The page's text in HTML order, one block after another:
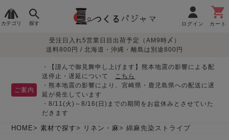
カテゴリ 探す ログイン カート
レディースパジャマ
生地で
さがす
目的別で
さがす
敏感肌用
パジャマ
入院・介護
胸が目立たない
デザインで
さがす
夏パジャマ特集 つくるパジャマとは
受注日入れ5営業日目出荷予定（AM9時〆）
送料800円 / 北海道・沖縄・離島は別途800円
ご案内
・【謹んで御見舞申し上げます】熊本地震の影響による配
送停止・遅延について こちら
・熊本地震の影響により、宮崎県・鹿児島県への配送に遅
延が発生しています
・8/11(火)～8/16(日)までの期間をお盆休みとさせていた
だきます
HOME 素材で探す リネン・麻 綿麻先染ストライプ